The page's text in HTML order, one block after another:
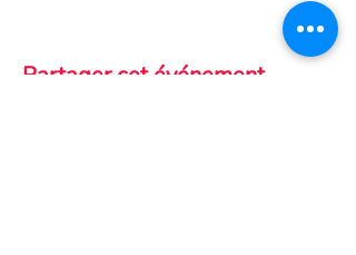
Partager cet événement